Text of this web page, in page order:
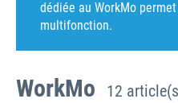
dédiée au WorkMo
multifonction.
WorkMo 12